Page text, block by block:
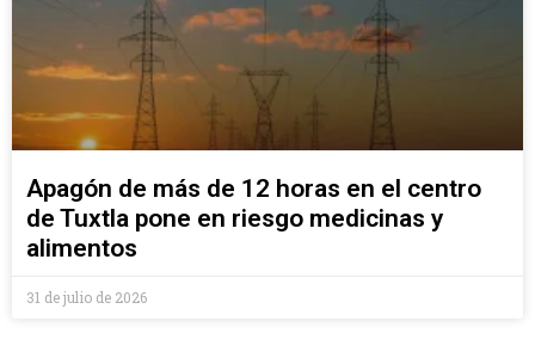
Apagón de más de 12 horas en el centro
de Tuxtla pone en riesgo medicinas y
alimentos
31 de julio de 2026